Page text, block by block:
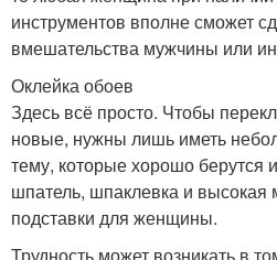
инструментов вполне сможет
вмешательства мужчины или
Оклейка обоев
Здесь всё просто. Чтобы
новые, нужны лишь иметь
тему, которые хорошо берутся
шпатель, шпаклевка и высокая
подставки для женщины.
Трудность может возникать в